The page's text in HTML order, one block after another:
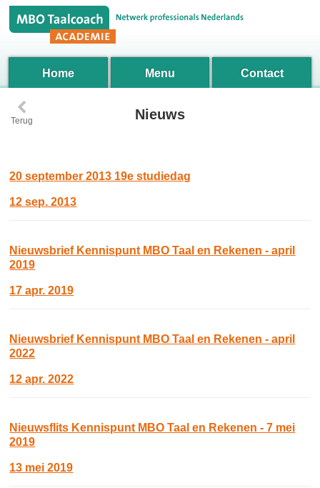
Home Menu Contact
‹
Terug Nieuws
20 september 2013 19e studiedag
12 sep. 2013
Nieuwsbrief Kennispunt MBO Taal en Rekenen - april
2019
17 apr. 2019
Nieuwsbrief Kennispunt MBO Taal en Rekenen - april
2022
12 apr. 2022
Nieuwsflits Kennispunt MBO Taal en Rekenen - 7 mei
2019
13 mei 2019